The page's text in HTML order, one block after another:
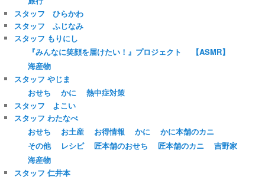
スタッフ ひらかわ
スタッフ ふじなみ
スタッフ もりにし
『みんなに笑顔を届けたい！』プロジェクト
【ASMR】
海産物
スタッフ やじま
おせち
かに
熱中症対策
スタッフ よこい
スタッフ わたなべ
おせち
お土産 お得情報 かに
かに本舗のカニ
その他
レシピ 匠本舗のおせち 匠本舗のカニ
吉野家
海産物
スタッフ 仁井本